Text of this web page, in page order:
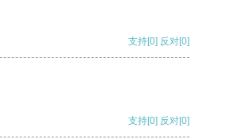
支持[0] 反对[0]
支持[0] 反对[0]